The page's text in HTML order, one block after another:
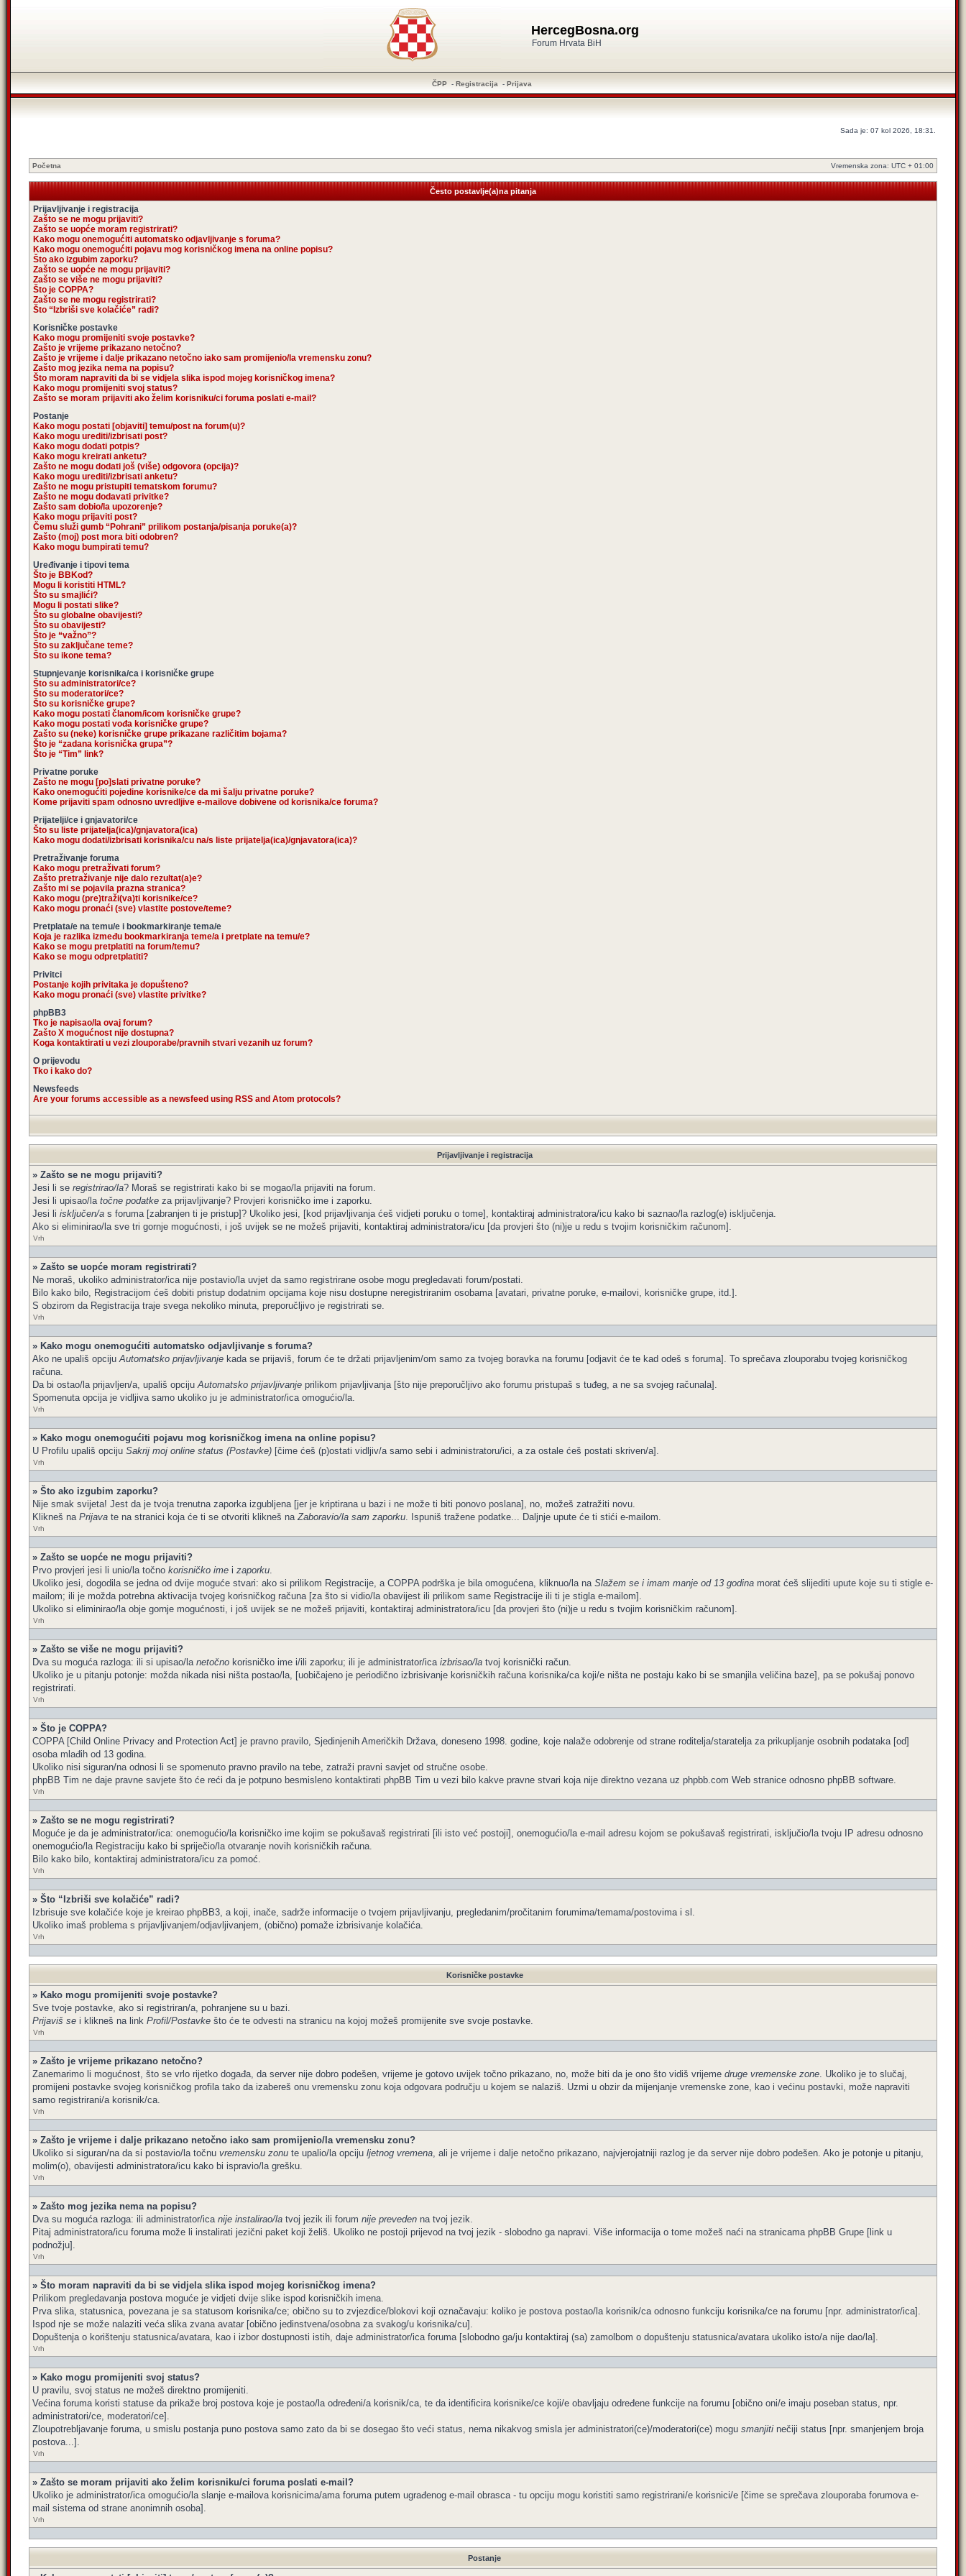
HercegBosna.org
Forum Hrvata BiH
ČPP - Registracija - Prijava
Sada je: 07 kol 2026, 18:31.
Početna Vremenska zona: UTC + 01:00
Često postavlje(a)na pitanja
Prijavljivanje i registracija
Zašto se ne mogu prijaviti?
Zašto se uopće moram registrirati?
Kako mogu onemogućiti automatsko odjavljivanje s foruma?
Kako mogu onemogućiti pojavu mog korisničkog imena na online popisu?
Što ako izgubim zaporku?
Zašto se uopće ne mogu prijaviti?
Zašto se više ne mogu prijaviti?
Što je COPPA?
Zašto se ne mogu registrirati?
Što “Izbriši sve kolačiće” radi?
Korisničke postavke
Kako mogu promijeniti svoje postavke?
Zašto je vrijeme prikazano netočno?
Zašto je vrijeme i dalje prikazano netočno iako sam promijenio/la vremensku zonu?
Zašto mog jezika nema na popisu?
Što moram napraviti da bi se vidjela slika ispod mojeg korisničkog imena?
Kako mogu promijeniti svoj status?
Zašto se moram prijaviti ako želim korisniku/ci foruma poslati e-mail?
Postanje
Kako mogu postati [objaviti] temu/post na forum(u)?
Kako mogu urediti/izbrisati post?
Kako mogu dodati potpis?
Kako mogu kreirati anketu?
Zašto ne mogu dodati još (više) odgovora (opcija)?
Kako mogu urediti/izbrisati anketu?
Zašto ne mogu pristupiti tematskom forumu?
Zašto ne mogu dodavati privitke?
Zašto sam dobio/la upozorenje?
Kako mogu prijaviti post?
Čemu služi gumb “Pohrani” prilikom postanja/pisanja poruke(a)?
Zašto (moj) post mora biti odobren?
Kako mogu bumpirati temu?
Uređivanje i tipovi tema
Što je BBKod?
Mogu li koristiti HTML?
Što su smajlići?
Mogu li postati slike?
Što su globalne obavijesti?
Što su obavijesti?
Što je “važno”?
Što su zaključane teme?
Što su ikone tema?
Stupnjevanje korisnika/ca i korisničke grupe
Što su administratori/ce?
Što su moderatori/ce?
Što su korisničke grupe?
Kako mogu postati članom/icom korisničke grupe?
Kako mogu postati vođa korisničke grupe?
Zašto su (neke) korisničke grupe prikazane različitim bojama?
Što je “zadana korisnička grupa”?
Što je “Tim” link?
Privatne poruke
Zašto ne mogu [po]slati privatne poruke?
Kako onemogućiti pojedine korisnike/ce da mi šalju privatne poruke?
Kome prijaviti spam odnosno uvredljive e-mailove dobivene od korisnika/ce foruma?
Prijatelji/ce i gnjavatori/ce
Što su liste prijatelja(ica)/gnjavatora(ica)
Kako mogu dodati/izbrisati korisnika/cu na/s liste prijatelja(ica)/gnjavatora(ica)?
Pretraživanje foruma
Kako mogu pretraživati forum?
Zašto pretraživanje nije dalo rezultat(a)e?
Zašto mi se pojavila prazna stranica?
Kako mogu (pre)traži(va)ti korisnike/ce?
Kako mogu pronaći (sve) vlastite postove/teme?
Pretplata/e na temu/e i bookmarkiranje tema/e
Koja je razlika između bookmarkiranja teme/a i pretplate na temu/e?
Kako se mogu pretplatiti na forum/temu?
Kako se mogu odpretplatiti?
Privitci
Postanje kojih privitaka je dopušteno?
Kako mogu pronaći (sve) vlastite privitke?
phpBB3
Tko je napisao/la ovaj forum?
Zašto X mogućnost nije dostupna?
Koga kontaktirati u vezi zlouporabe/pravnih stvari vezanih uz forum?
O prijevodu
Tko i kako do?
Newsfeeds
Are your forums accessible as a newsfeed using RSS and Atom protocols?
Prijavljivanje i registracija
» Zašto se ne mogu prijaviti?
Jesi li se registrirao/la? Moraš se registrirati kako bi se mogao/la prijaviti na forum.
Jesi li upisao/la točne podatke za prijavljivanje? Provjeri korisničko ime i zaporku.
Jesi li isključen/a s foruma [zabranjen ti je pristup]? Ukoliko jesi, [kod prijavljivanja ćeš vidjeti poruku o tome], kontaktiraj administratora/icu kako bi saznao/la razlog(e) isključenja.
Ako si eliminirao/la sve tri gornje mogućnosti, i još uvijek se ne možeš prijaviti, kontaktiraj administratora/icu [da provjeri što (ni)je u redu s tvojim korisničkim računom].
Vrh
» Zašto se uopće moram registrirati?
Ne moraš, ukoliko administrator/ica nije postavio/la uvjet da samo registrirane osobe mogu pregledavati forum/postati.
Bilo kako bilo, Registracijom ćeš dobiti pristup dodatnim opcijama koje nisu dostupne neregistriranim osobama [avatari, privatne poruke, e-mailovi, korisničke grupe, itd.].
S obzirom da Registracija traje svega nekoliko minuta, preporučljivo je registrirati se.
Vrh
» Kako mogu onemogućiti automatsko odjavljivanje s foruma?
Ako ne upališ opcijuAutomatsko prijavljivanje kada se prijaviš, forum će te držati prijavljenim/om samo za tvojeg boravka na forumu [odjavit će te kad odeš s foruma]. To sprečava zlouporabu tvojeg korisničkog
računa.
Da bi ostao/la prijavljen/a, upališ opcijuAutomatsko prijavljivanje prilikom prijavljivanja [što nije preporučljivo ako forumu pristupaš s tuđeg, a ne sa svojeg računala].
Spomenuta opcija je vidljiva samo ukoliko ju je administrator/ica omogućio/la.
Vrh
» Kako mogu onemogućiti pojavu mog korisničkog imena na online popisu?
U Profilu upališ opciju Sakrij moj online status (Postavke) [čime ćeš (p)ostati vidljiv/a samo sebi i administratoru/ici, a za ostale ćeš postati skriven/a].
Vrh
» Što ako izgubim zaporku?
Nije smak svijeta! Jest da je tvoja trenutna zaporka izgubljena [jer je kriptirana u bazi i ne može ti biti ponovo poslana], no, možeš zatražiti novu.
Klikneš na Prijava te na stranici koja će ti se otvoriti klikneš naZaboravio/la sam zaporku. Ispuniš tražene podatke... Daljnje upute će ti stići e-mailom.
Vrh
» Zašto se uopće ne mogu prijaviti?
Prvo provjeri jesi li unio/la točno korisničko ime i zaporku.
Ukoliko jesi, dogodila se jedna od dvije moguće stvari: ako si prilikom Registracije, a COPPA podrška je bila omogućena, kliknuo/la na Slažem se i imam manje od 13 godina morat ćeš slijediti upute koje su ti stigle e-
mailom; ili je možda potrebna aktivacija tvojeg korisničkog računa [za što si vidio/la obavijest ili prilikom same Registracije ili ti je stigla e-mailom].
Ukoliko si eliminirao/la obje gornje mogućnosti, i još uvijek se ne možeš prijaviti, kontaktiraj administratora/icu [da provjeri što (ni)je u redu s tvojim korisničkim računom].
Vrh
» Zašto se više ne mogu prijaviti?
Dva su moguća razloga: ili si upisao/la netočno korisničko ime i/ili zaporku; ili je administrator/ica izbrisao/la tvoj korisnički račun.
Ukoliko je u pitanju potonje: možda nikada nisi ništa postao/la, [uobičajeno je periodično izbrisivanje korisničkih računa korisnika/ca koji/e ništa ne postaju kako bi se smanjila veličina baze], pa se pokušaj ponovo
registrirati.
Vrh
» Što je COPPA?
COPPA [Child Online Privacy and Protection Act] je pravno pravilo, Sjedinjenih Američkih Država, doneseno 1998. godine, koje nalaže odobrenje od strane roditelja/staratelja za prikupljanje osobnih podataka [od]
osoba mlađih od 13 godina.
Ukoliko nisi siguran/na odnosi li se spomenuto pravno pravilo na tebe, zatraži pravni savjet od stručne osobe.
phpBB Tim ne daje pravne savjete što će reći da je potpuno besmisleno kontaktirati phpBB Tim u vezi bilo kakve pravne stvari koja nije direktno vezana uz phpbb.com Web stranice odnosno phpBB software.
Vrh
» Zašto se ne mogu registrirati?
Moguće je da je administrator/ica: onemogućio/la korisničko ime kojim se pokušavaš registrirati [ili isto već postoji], onemogućio/la e-mail adresu kojom se pokušavaš registrirati, isključio/la tvoju IP adresu odnosno
onemogućio/la Registraciju kako bi spriječio/la otvaranje novih korisničkih računa.
Bilo kako bilo, kontaktiraj administratora/icu za pomoć.
Vrh
» Što “Izbriši sve kolačiće” radi?
Izbrisuje sve kolačiće koje je kreirao phpBB3, a koji, inače, sadrže informacije o tvojem prijavljivanju, pregledanim/pročitanim forumima/temama/postovima i sl.
Ukoliko imaš problema s prijavljivanjem/odjavljivanjem, (obično) pomaže izbrisivanje kolačića.
Vrh
Korisničke postavke
» Kako mogu promijeniti svoje postavke?
Sve tvoje postavke, ako si registriran/a, pohranjene su u bazi.
Prijaviš se i klikneš na link Profil/Postavke što će te odvesti na stranicu na kojoj možeš promijenite sve svoje postavke.
Vrh
» Zašto je vrijeme prikazano netočno?
Zanemarimo li mogućnost, što se vrlo rijetko događa, da server nije dobro podešen, vrijeme je gotovo uvijek točno prikazano, no, može biti da je ono što vidiš vrijeme druge vremenske zone. Ukoliko je to slučaj,
promijeni postavke svojeg korisničkog profila tako da izabereš onu vremensku zonu koja odgovara području u kojem se nalaziš. Uzmi u obzir da mijenjanje vremenske zone, kao i većinu postavki, može napraviti
samo registrirani/a korisnik/ca.
Vrh
» Zašto je vrijeme i dalje prikazano netočno iako sam promijenio/la vremensku zonu?
Ukoliko si siguran/na da si postavio/la točnu vremensku zonu te upalio/la opciju ljetnog vremena, ali je vrijeme i dalje netočno prikazano, najvjerojatniji razlog je da server nije dobro podešen. Ako je potonje u pitanju,
molim(o), obavijesti administratora/icu kako bi ispravio/la grešku.
Vrh
» Zašto mog jezika nema na popisu?
Dva su moguća razloga: ili administrator/ica nije instalirao/la tvoj jezik ili forum nije preveden na tvoj jezik.
Pitaj administratora/icu foruma može li instalirati jezični paket koji želiš. Ukoliko ne postoji prijevod na tvoj jezik - slobodno ga napravi. Više informacija o tome možeš naći na stranicama phpBB Grupe [link u
podnožju].
Vrh
» Što moram napraviti da bi se vidjela slika ispod mojeg korisničkog imena?
Prilikom pregledavanja postova moguće je vidjeti dvije slike ispod korisničkih imena.
Prva slika, statusnica, povezana je sa statusom korisnika/ce; obično su to zvjezdice/blokovi koji označavaju: koliko je postova postao/la korisnik/ca odnosno funkciju korisnika/ce na forumu [npr. administrator/ica].
Ispod nje se može nalaziti veća slika zvana avatar [obično jedinstvena/osobna za svakog/u korisnika/cu].
Dopuštenja o korištenju statusnica/avatara, kao i izbor dostupnosti istih, daje administrator/ica foruma [slobodno ga/ju kontaktiraj (sa) zamolbom o dopuštenju statusnica/avatara ukoliko isto/a nije dao/la].
Vrh
» Kako mogu promijeniti svoj status?
U pravilu, svoj status ne možeš direktno promijeniti.
Većina foruma koristi statuse da prikaže broj postova koje je postao/la određeni/a korisnik/ca, te da identificira korisnike/ce koji/e obavljaju određene funkcije na forumu [obično oni/e imaju poseban status, npr.
administratori/ce, moderatori/ce].
Zloupotrebljavanje foruma, u smislu postanja puno postova samo zato da bi se dosegao što veći status, nema nikakvog smisla jer administratori(ce)/moderatori(ce) mogu smanjiti nečiji status [npr. smanjenjem broja
postova...].
Vrh
» Zašto se moram prijaviti ako želim korisniku/ci foruma poslati e-mail?
Ukoliko je administrator/ica omogućio/la slanje e-mailova korisnicima/ama foruma putem ugrađenog e-mail obrasca - tu opciju mogu koristiti samo registrirani/e korisnici/e [čime se sprečava zlouporaba forumova e-
mail sistema od strane anonimnih osoba].
Vrh
Postanje